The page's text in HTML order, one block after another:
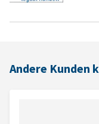
Andere Kunden